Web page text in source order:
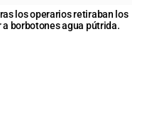
los operarios retiraban los
borbotones agua pútrida.